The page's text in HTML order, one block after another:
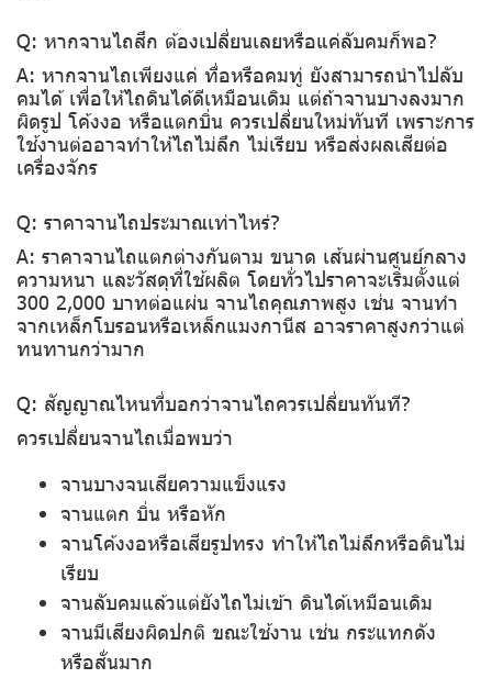
Q: หากจานไถสึก ต้องเปลี่ยนเลยหรือแค่ลับคมก็พอ?
A: หากจานไถเพียงแค่ ทื่อหรือคมทู่ ยังสามารถนำไปลับ
คมได้ เพื่อให้ไถดินได้ดีเหมือนเดิม แต่ถ้าจานบางลงมาก
ผิดรูป โค้งงอ หรือแตกบิ่น ควรเปลี่ยนใหม่ทันที เพราะการ
ใช้งานต่ออาจทำให้ไถไม่ลึก ไม่เรียบ หรือส่งผลเสียต่อ
เครื่องจักร
Q: ราคาจานไถประมาณเท่าไหร่?
A: ราคาจานไถแตกต่างกันตาม ขนาด เส้นผ่านศูนย์กลาง
ความหนา และวัสดุที่ใช้ผลิต โดยทั่วไปราคาจะเริ่มตั้งแต่
300 2,000 บาทต่อแผ่น จานไถคุณภาพสูง เช่น จานทำ
จากเหล็กโบรอนหรือเหล็กแมงกานีส อาจราคาสูงกว่าแต่
ทนทานกว่ามาก
Q: สัญญาณไหนที่บอกว่าจานไถควรเปลี่ยนทันที?
ควรเปลี่ยนจานไถเมื่อพบว่า
จานบางจนเสียความแข็งแรง
จานแตก บิ่น หรือหัก
จานโค้งงอหรือเสียรูปทรง ทำให้ไถไม่ลึกหรือดินไม่
เรียบ
จานลับคมแล้วแต่ยังไถไม่เข้า ดินได้เหมือนเดิม
จานมีเสียงผิดปกติ ขณะใช้งาน เช่น กระแทกดัง
หรือสั่นมาก